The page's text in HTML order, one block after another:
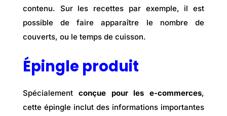
contenu. Sur les recettes par exemple, il est
possible de faire apparaître le nombre de
couverts, ou le temps de cuisson.
Épingle produit
Spécialement conçue pour les e-commerces,
cette épingle inclut des informations importantes